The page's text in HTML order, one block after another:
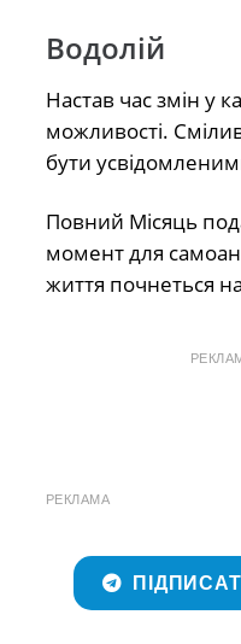
Водолій
Настав час змін у
можливості.
бути
Повний Місяць
момент для
життя почнеться
РЕКЛАМА